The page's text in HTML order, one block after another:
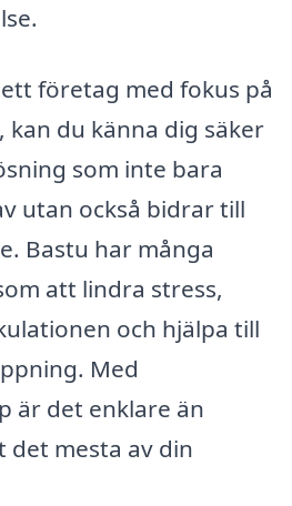
företag med fokus på
, kan du känna dig säker
som inte bara
utan också bidrar till
Bastu har många
att lindra stress,
och hjälpa till
Med
är det enklare än
det mesta av din